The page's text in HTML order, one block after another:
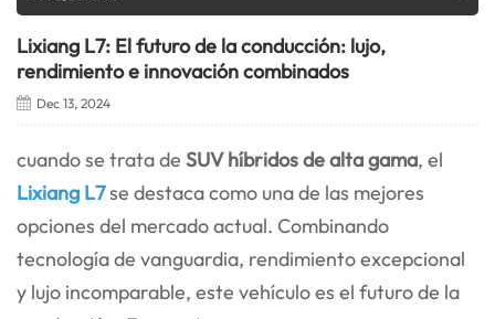
Lixiang L7: El futuro de la conducción: lujo,
rendimiento e innovación combinados
Dec 13, 2024
cuando se trata de SUV híbridos de alta gama, el
Lixiang L7se destaca como una de las mejores
opciones del mercado actual. Combinando
tecnología de vanguardia, rendimiento excepcional
y lujo incomparable, este vehículo es el futuro de la